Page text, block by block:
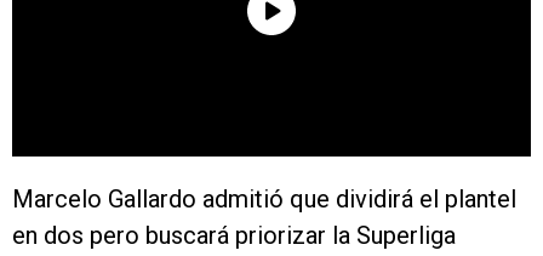
Marcelo Gallardo admitió que dividirá el plantel
en dos pero buscará priorizar la Superliga